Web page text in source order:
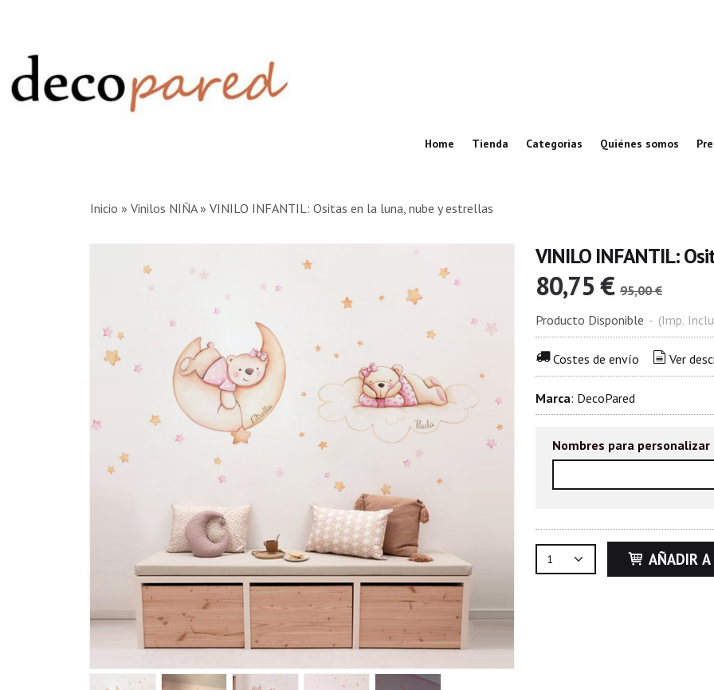
Home Tienda Categorias Quiénes somos
Inicio » Vinilos NIÑA» VINILO INFANTIL: Ositas en la luna, nube y estrellas
VINILO INFANTIL:
80,75 € 95,00 €
Producto Disponible - (Imp.
Costes de envío Ver
Marca: DecoPared
Nombres para personalizar
AÑADIR A